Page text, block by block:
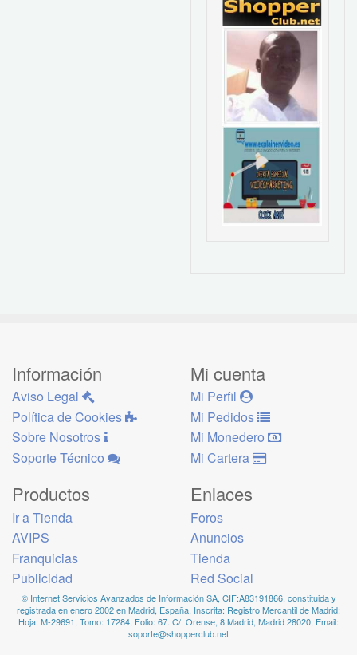
Información
Aviso Legal
Política de Cookies
Sobre Nosotros
Soporte Técnico
Mi cuenta
Mi Perfil
Mi Pedidos
Mi Monedero
Mi Cartera
Productos
Ir a Tienda
AVIPS
Franquicias
Publicidad
Enlaces
Foros
Anuncios
Tienda
Red Social
© Internet Servicios Avanzados de Información SA, CIF:A83191866, constituida y
registrada en enero 2002 en Madrid, España, Inscrita: Registro Mercantil de Madrid:
Hoja: M-29691, Tomo: 17284, Folio: 67. C/. Orense, 8 Madrid, Madrid 28020, Email:
soporte@shopperclub.net